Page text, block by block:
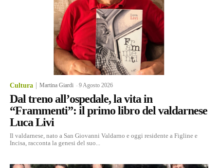
Cultura Martina Giardi -9 Agosto 2026
Dal treno all’ospedale, la vita in
“Frammenti”: il primo libro del valdarnese
Luca Livi
Il valdarnese, nato a San Giovanni Valdarno e oggi residente a Figline e
Incisa, racconta la genesi del suo...